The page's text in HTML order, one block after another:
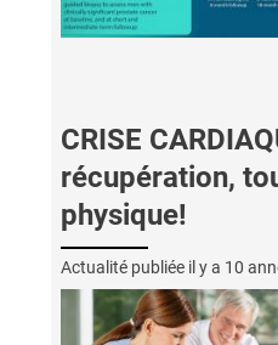
CRISE
récupération,
physique!
Actualité publiée il y a 10